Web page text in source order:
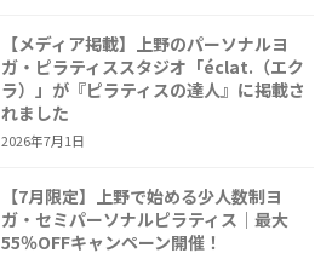
【メディア掲載】上野のパーソナルヨ
ガ・ピラティススタジオ「éclat.（エク
ラ）」が『ピラティスの達人』に掲載さ
れました
2026年7月1日
【7月限定】上野で始める少人数制ヨ
ガ・セミパーソナルピラティス｜最大
55％OFFキャンペーン開催！